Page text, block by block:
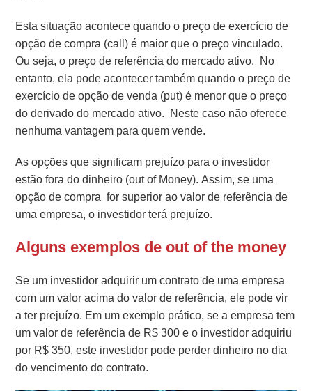
Esta situação acontece quando o preço de exercício de
opção de compra (call) é maior que o preço vinculado.
Ou seja, o preço de referência do mercado ativo. No
entanto, ela pode acontecer também quando o preço de
exercício de opção de venda (put) é menor que o preço
do derivado do mercado ativo. Neste caso não oferece
nenhuma vantagem para quem vende.
As opções que significam prejuízo para o investidor
estão fora do dinheiro (out of Money). Assim, se uma
opção de compra for superior ao valor de referência de
uma empresa, o investidor terá prejuízo.
Alguns exemplos de out of the money
Se um investidor adquirir um contrato de uma empresa
com um valor acima do valor de referência, ele pode vir
a ter prejuízo. Em um exemplo prático, se a empresa tem
um valor de referência de R$ 300 e o investidor adquiriu
por R$ 350, este investidor pode perder dinheiro no dia
do vencimento do contrato.